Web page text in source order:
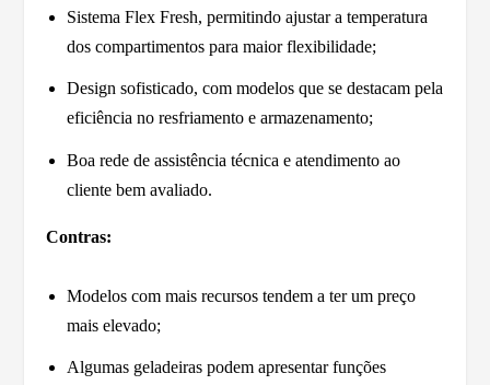
Sistema Flex Fresh, permitindo ajustar a temperatura
dos compartimentos para maior flexibilidade;
Design sofisticado, com modelos que se destacam pela
eficiência no resfriamento e armazenamento;
Boa rede de assistência técnica e atendimento ao
cliente bem avaliado.
Contras:
Modelos com mais recursos tendem a ter um preço
mais elevado;
Algumas geladeiras podem apresentar funções